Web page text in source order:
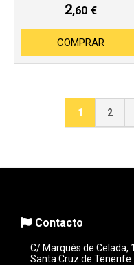
2,60 €
COMPRAR
1 2
Contacto
C/ Marqués de Celada,
Santa Cruz de Tenerife